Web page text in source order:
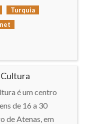
Turquia
é um centro
de 16 a 30
de Atenas, em